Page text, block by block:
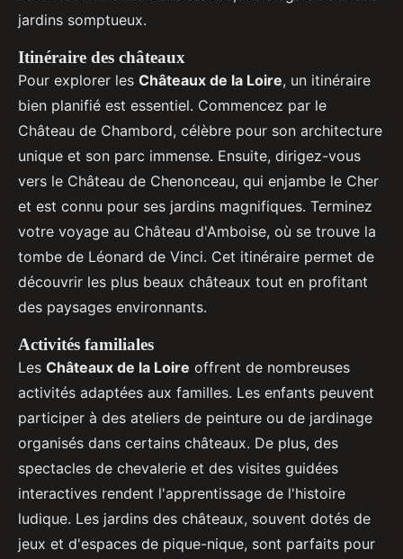
jardins somptueux.
Itinéraire des châteaux
Pour explorer les Châteaux de la Loire, un itinéraire
bien planifié est essentiel. Commencez par le
Château de Chambord, célèbre pour son architecture
unique et son parc immense. Ensuite, dirigez-vous
vers le Château de Chenonceau, qui enjambe le Cher
et est connu pour ses jardins magnifiques. Terminez
votre voyage au Château d'Amboise, où se trouve la
tombe de Léonard de Vinci. Cet itinéraire permet de
découvrir les plus beaux châteaux tout en profitant
des paysages environnants.
Activités familiales
Les Châteaux de la Loire offrent de nombreuses
activités adaptées aux familles. Les enfants peuvent
participer à des ateliers de peinture ou de jardinage
organisés dans certains châteaux. De plus, des
spectacles de chevalerie et des visites guidées
interactives rendent l'apprentissage de l'histoire
ludique. Les jardins des châteaux, souvent dotés de
jeux et d'espaces de pique-nique, sont parfaits pour